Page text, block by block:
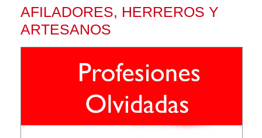
AFILADORES, HERREROS Y
ARTESANOS